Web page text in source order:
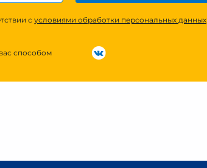
с условиями обработки персональных данных
способом